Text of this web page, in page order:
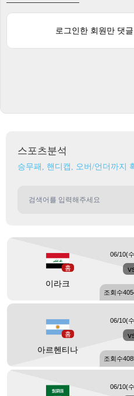
로그인한 회원만 댓
스포츠분석
승무패, 핸디캡, 오버/언더까지
홈
이라크
06/10(
조회수
홈
아르헨티나
06/10(
조회수
06/10(